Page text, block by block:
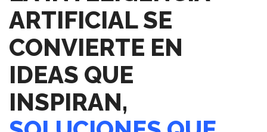
ARTIFICIAL SE
CONVIERTE EN
IDEAS QUE
INSPIRAN,